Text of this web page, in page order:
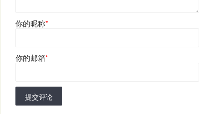
你的昵称*
你的邮箱*
提交评论